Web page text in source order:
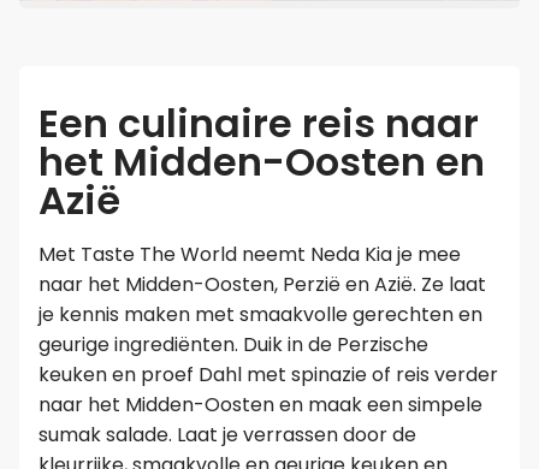
Een culinaire reis naar
het Midden-Oosten en
Azië
Met Taste The World neemt Neda Kia je mee
naar het Midden-Oosten, Perzië en Azië. Ze laat
je kennis maken met smaakvolle gerechten en
geurige ingrediënten. Duik in de Perzische
keuken en proef Dahl met spinazie of reis verder
naar het Midden-Oosten en maak een simpele
sumak salade. Laat je verrassen door de